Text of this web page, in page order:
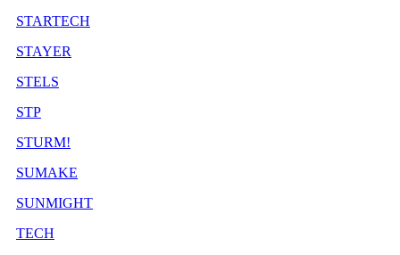
STARTECH
STAYER
STELS
STP
STURM!
SUMAKE
SUNMIGHT
TECH